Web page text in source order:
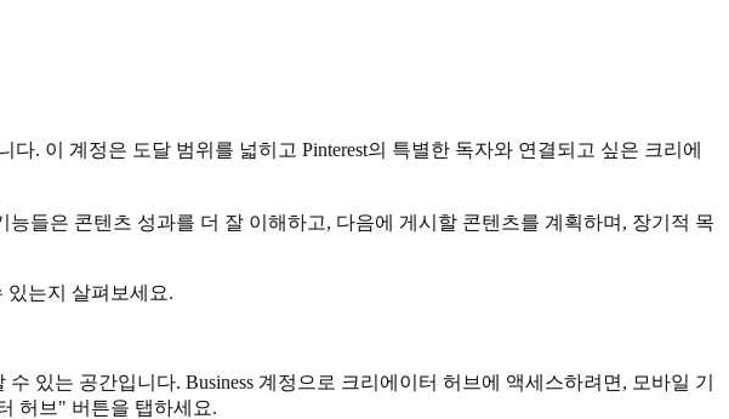
다. 이 계정은 도달 범위를 넓히고 Pinterest의 특별한 독자와 연결되고 싶은 크리에
들은 콘텐츠 성과를 더 잘 이해하고, 다음에 게시할 콘텐츠를 계획하며, 장기적 목
있는지 살펴보세요.
있는 공간입니다. Business 계정으로 크리에이터 허브에 액세스하려면, 모바일 기
허브" 버튼을 탭하세요.